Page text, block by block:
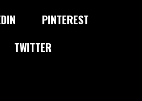
PINTEREST
TWITTER